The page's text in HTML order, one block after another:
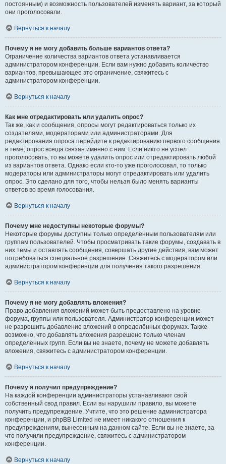
постоянным) и возможность пользователей изменять вариант, за который
они проголосовали.
Вернуться к началу
Почему я не могу добавить больше вариантов ответа?
Ограничение количества вариантов ответа устанавливается
администратором конференции. Если вам нужно добавить количество
вариантов, превышающее это ограничение, свяжитесь с
администратором конференции.
Вернуться к началу
Как мне отредактировать или удалить опрос?
Так же, как и сообщения, опросы могут редактироваться только их
создателями, модераторами или администраторами. Для
редактирования опроса перейдите к редактированию первого сообщения
в теме; опрос всегда связан именно с ним. Если никто не успел
проголосовать, то вы можете удалить опрос или отредактировать любой
из вариантов ответа. Однако если кто-то уже проголосовал, то только
модераторы или администраторы могут отредактировать или удалить
опрос. Это сделано для того, чтобы нельзя было менять варианты
ответов во время голосования.
Вернуться к началу
Почему мне недоступны некоторые форумы?
Некоторые форумы доступны только определённым пользователям или
группам пользователей. Чтобы просматривать такие форумы, создавать в
них темы и оставлять сообщения, совершать другие действия, вам может
потребоваться специальное разрешение. Свяжитесь с модератором или
администратором конференции для получения такого разрешения.
Вернуться к началу
Почему я не могу добавлять вложения?
Право добавления вложений может быть предоставлено на уровне
форума, группы или пользователя. Администратор конференции может
не разрешить добавление вложений в определённых форумах. Также
возможно, что добавлять вложения разрешено только членам
определённых групп. Если вы не знаете, почему не можете добавлять
вложения, свяжитесь с администратором конференции.
Вернуться к началу
Почему я получил предупреждение?
На каждой конференции администраторы устанавливают свой
собственный свод правил. Если вы нарушили правило, вы можете
получить предупреждение. Учтите, что это решение администратора
конференции, и phpBB Limited не имеет никакого отношения к
предупреждениям, вынесенным на данном сайте. Если вы не знаете, за
что получили предупреждение, свяжитесь с администратором
конференции.
Вернуться к началу